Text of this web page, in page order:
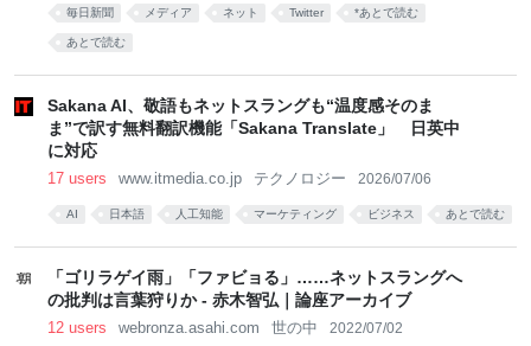
毎日新聞 メディア ネット Twitter *あとで読む
あとで読む
Sakana AI、敬語もネットスラングも“温度感そのま
ま”で訳す無料翻訳機能「Sakana Translate」 日英中
に対応
17 users www.itmedia.co.jp テクノロジー 2026/07/06
AI 日本語 人工知能 マーケティング ビジネス あとで読む
「ゴリラゲイ雨」「ファビョる」……ネットスラングへ
の批判は言葉狩りか - 赤木智弘｜論座アーカイブ
12 users webronza.asahi.com 世の中 2022/07/02